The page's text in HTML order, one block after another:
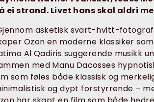
ei strand. Livet hans skal aldri
asketisk svart-hvitt-
Ozon en moderne klassiker
Al Qadiris suggerende musikk
med Manu Dacosses
som føles både klassisk og
og dypt forstyrrende –